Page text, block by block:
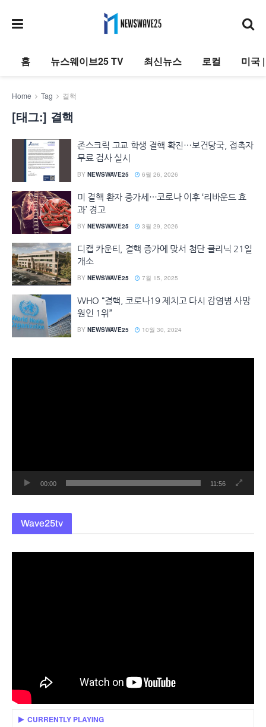
홈 뉴스웨이브25 TV 최신뉴스 로컬 미국
Home Tag 결핵
[태그:] 결핵
존스크릭 고교 학생 결핵 확진…보건당국, 접촉자
무료 검사 실시
BY NEWSWAVE25 6월 26, 2026
미 결핵 환자 증가세…코로나 이후 ‘리바운드 효
과’ 경고
BY NEWSWAVE25 3월 29, 2026
디캡 카운티, 결핵 증가에 맞서 첨단 클리닉 21일
개소
BY NEWSWAVE25 7월 15, 2025
WHO “결핵, 코로나19 제치고 다시 감염병 사망
원인 1위”
BY NEWSWAVE25 10월 30, 2024
00:00 11:56
Wave25tv
CURRENTLY PLAYING